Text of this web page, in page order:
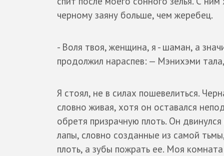
черному заяну больше, чем жеребец.
- Воля твоя, женщина, я - шаман, а
продолжил нараспев: — Мэнихэми
Я стоял, не в силах пошевелиться.
словно живая, хотя он оставался
обретя призрачную плоть. Он
лапы, словно созданные из самой
плоть, а зубы пожрать ее. Моя